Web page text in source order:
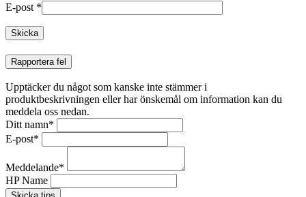
E-post *
Rapportera fel
Upptäcker du något som kanske inte stämmer i
produktbeskrivningen eller har önskemål om information kan du
meddela oss nedan.
Ditt namn*
E-post*
Meddelande*
HP Name